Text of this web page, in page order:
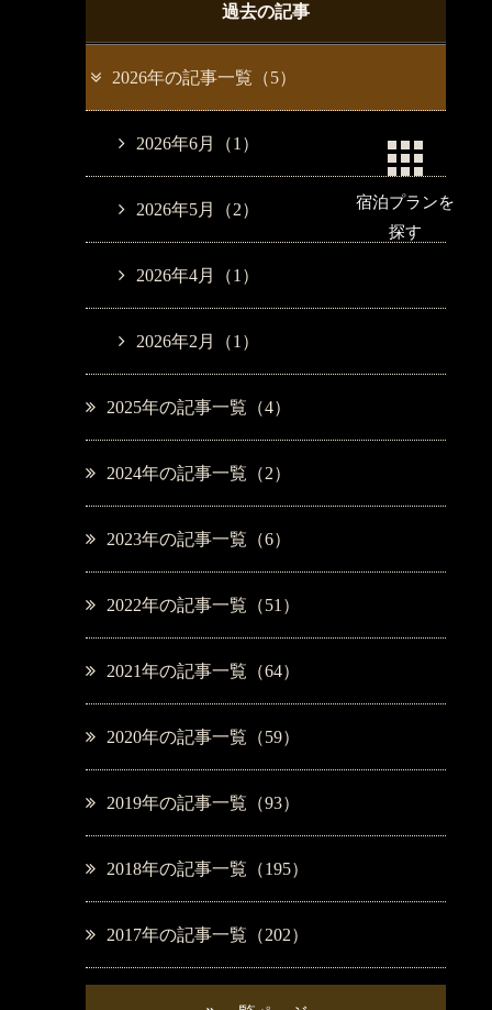
宿泊プランを
探す
過去の記事
2026年の記事一覧（5）
2026年6月（1）
2026年5月（2）
2026年4月（1）
2026年2月（1）
2025年の記事一覧（4）
2024年の記事一覧（2）
2023年の記事一覧（6）
2022年の記事一覧（51）
2021年の記事一覧（64）
2020年の記事一覧（59）
2019年の記事一覧（93）
2018年の記事一覧（195）
2017年の記事一覧（202）